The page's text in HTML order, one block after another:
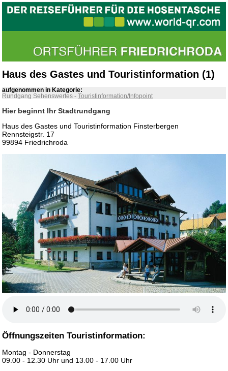
Haus des Gastes und Touristinformation (1)
aufgenommen in Kategorie:
Rundgang Sehenswertes - Touristinformation/Infopoint
Hier beginnt Ihr Stadtrundgang
Haus des Gastes und Touristinformation Finsterbergen
Rennsteigstr. 17
99894 Friedrichroda
Öffnungszeiten Touristinformation:
Montag - Donnerstag
09.00 - 12.30 Uhr und 13.00 - 17.00 Uhr